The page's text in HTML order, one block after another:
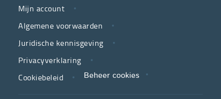
is
partner
in
zorg.
We
Mijn account
Algemene voorwaarden
Juridische kennisgeving
Privacyverklaring
Cookiebeleid
Beheer cookies